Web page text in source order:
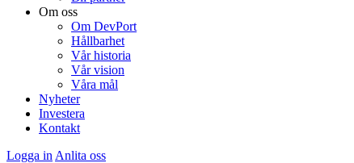
Om oss
Om DevPort
Hållbarhet
Vår historia
Vår vision
Våra mål
Nyheter
Investera
Kontakt
Logga in Anlita oss